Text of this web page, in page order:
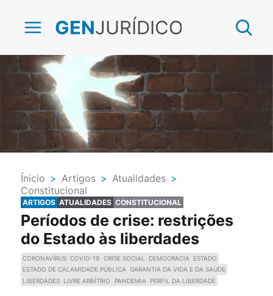
GENJURÍDICO
Ínicio > Artigos > Atualidades >
Constitucional
ARTIGOS ATUALIDADES CONSTITUCIONAL
Períodos de crise: restrições
do Estado às liberdades
CORONAVÍRUS COVID-19 CRISE SOCIAL DEMOCRACIA
ESTADO
ESTADO DE CALAMIDADE PÚBLICA GARANTIA DA VIDA E DA SAÚDE
LIBERDADES
LIVRE ARBÍTRIO PANDEMIA PERFIL DA LIBERDADE